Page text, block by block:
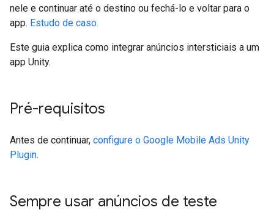
nele e continuar até o destino ou fechá-lo e voltar para o
app. Estudo de caso.
Este guia explica como integrar anúncios intersticiais a um
app Unity.
Pré-requisitos
Antes de continuar, configure o Google Mobile Ads Unity
Plugin.
Sempre usar anúncios de teste